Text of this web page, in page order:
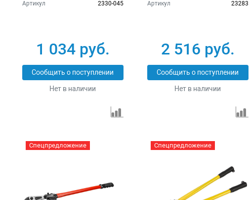
Артикул
2330-045
1 034 руб.
Сообщить о поступлении
Нет в наличии
Артикул
23283
2 516 руб.
Сообщить о поступлении
Нет в наличии
Спецпредложение Спецпредложение